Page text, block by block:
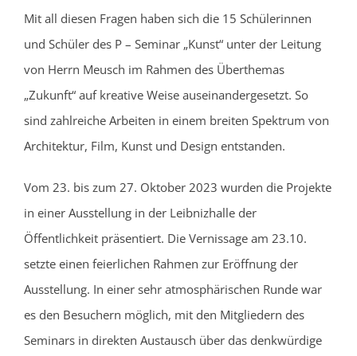
Mit all diesen Fragen haben sich die 15 Schülerinnen
und Schüler des P – Seminar „Kunst“ unter der Leitung
von Herrn Meusch im Rahmen des Überthemas
„Zukunft“ auf kreative Weise auseinandergesetzt. So
sind zahlreiche Arbeiten in einem breiten Spektrum von
Architektur, Film, Kunst und Design entstanden.
Vom 23. bis zum 27. Oktober 2023 wurden die Projekte
in einer Ausstellung in der Leibnizhalle der
Öffentlichkeit präsentiert. Die Vernissage am 23.10.
setzte einen feierlichen Rahmen zur Eröffnung der
Ausstellung. In einer sehr atmosphärischen Runde war
es den Besuchern möglich, mit den Mitgliedern des
Seminars in direkten Austausch über das denkwürdige